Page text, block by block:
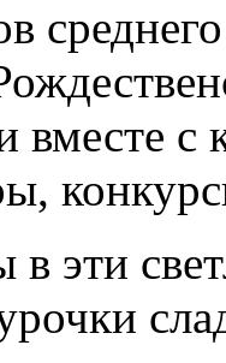
вместе
в эти